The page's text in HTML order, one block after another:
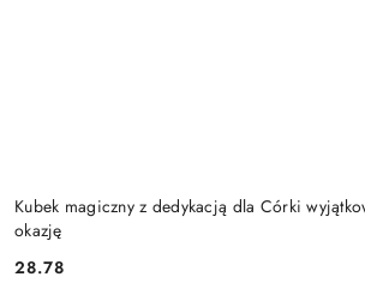
Kubek magiczny z dedykacją dla Córki
okazję
Cena:
28.78